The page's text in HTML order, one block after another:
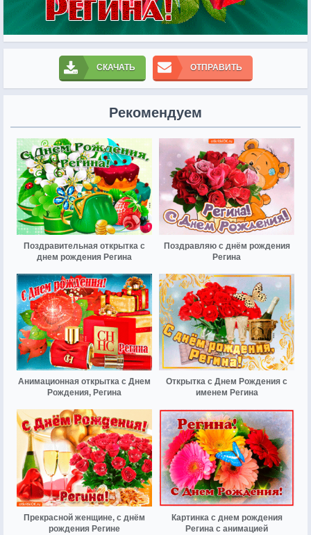
СКАЧАТЬ ОТПРАВИТЬ
Рекомендуем
Поздравительная открытка с
днем рождения Регина
Поздравляю с днём рождения
Регина
Анимационная открытка с Днем
Рождения, Регина
Открытка с Днем Рождения с
именем Регина
Прекрасной женщине, с днём
рождения Регине
Картинка с днем рождения
Регина с анимацией